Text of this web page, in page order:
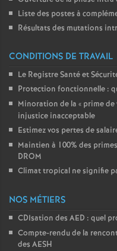
Liste des postes à
Résultats des mutations
CONDITIONS DE TRAVAIL
Le Registre Santé et
Protection fonctionnelle :
Minoration de la « prime de
injustice inacceptable
Estimez vos pertes de
Maintien à 100% des
DROM
Climat tropical ne signifie
NOS MÉTIERS
CDIsation des AED : quel
Compte-rendu de la
des AESH